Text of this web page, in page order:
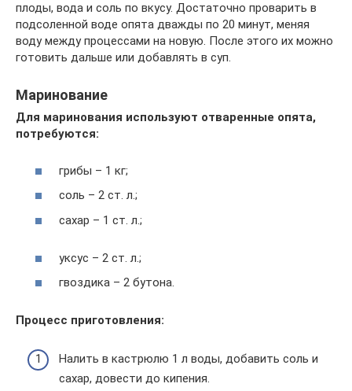
плоды, вода и соль по вкусу. Достаточно проварить в
подсоленной воде опята дважды по 20 минут, меняя
воду между процессами на новую. После этого их можно
готовить дальше или добавлять в суп.
Маринование
Для маринования используют отваренные опята,
потребуются:
грибы – 1 кг;
соль – 2 ст. л.;
сахар – 1 ст. л.;
уксус – 2 ст. л.;
гвоздика – 2 бутона.
Процесс приготовления:
Налить в кастрюлю 1 л воды, добавить соль и
сахар, довести до кипения.